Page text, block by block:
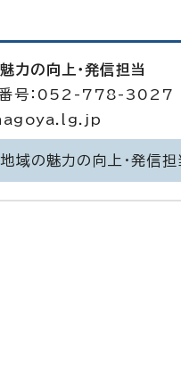
力の向上・発信担当
号：052-778-3027
域の魅力の向上・発信